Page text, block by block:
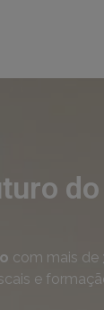
do
com mais de
e